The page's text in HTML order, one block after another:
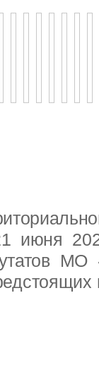
июня
МО